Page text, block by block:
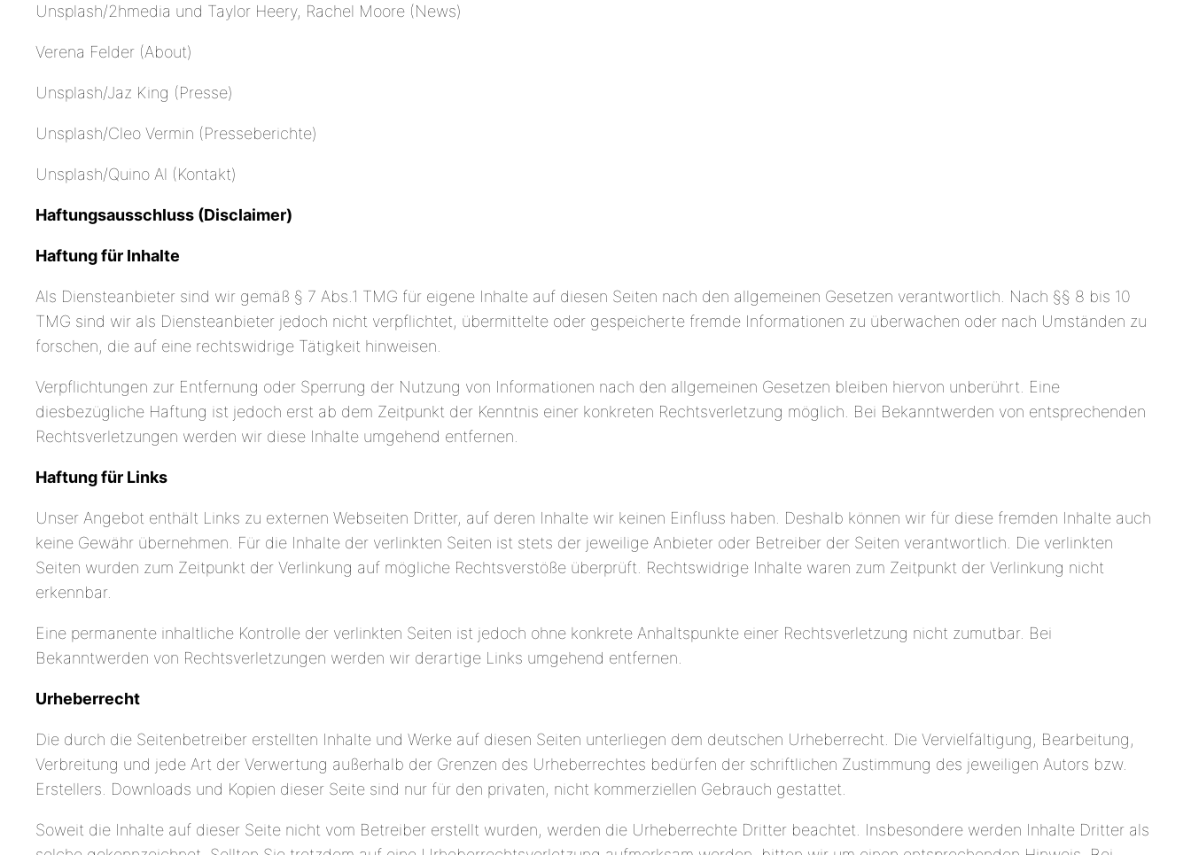
Unsplash/2hmedia und Taylor Heery, Rachel Moore (News)
Verena Felder (About)
Unsplash/Jaz King (Presse)
Unsplash/Cleo Vermin (Presseberichte)
Unsplash/Quino Al (Kontakt)
Haftungsausschluss (Disclaimer)
Haftung für Inhalte
Als Diensteanbieter sind wir gemäß § 7 Abs.1 TMG für eigene Inhalte auf diesen Seiten nach den allgemeinen Gesetzen verantwortlich. Nach §§ 8 bis 10
TMG sind wir als Diensteanbieter jedoch nicht verpflichtet, übermittelte oder gespeicherte fremde Informationen zu überwachen oder nach Umständen zu
forschen, die auf eine rechtswidrige Tätigkeit hinweisen.
Verpflichtungen zur Entfernung oder Sperrung der Nutzung von Informationen nach den allgemeinen Gesetzen bleiben hiervon unberührt. Eine
diesbezügliche Haftung ist jedoch erst ab dem Zeitpunkt der Kenntnis einer konkreten Rechtsverletzung möglich. Bei Bekanntwerden von entsprechenden
Rechtsverletzungen werden wir diese Inhalte umgehend entfernen.
Haftung für Links
Unser Angebot enthält Links zu externen Webseiten Dritter, auf deren Inhalte wir keinen Einfluss haben. Deshalb können wir für diese fremden Inhalte auch
keine Gewähr übernehmen. Für die Inhalte der verlinkten Seiten ist stets der jeweilige Anbieter oder Betreiber der Seiten verantwortlich. Die verlinkten
Seiten wurden zum Zeitpunkt der Verlinkung auf mögliche Rechtsverstöße überprüft. Rechtswidrige Inhalte waren zum Zeitpunkt der Verlinkung nicht
erkennbar.
Eine permanente inhaltliche Kontrolle der verlinkten Seiten ist jedoch ohne konkrete Anhaltspunkte einer Rechtsverletzung nicht zumutbar. Bei
Bekanntwerden von Rechtsverletzungen werden wir derartige Links umgehend entfernen.
Urheberrecht
Die durch die Seitenbetreiber erstellten Inhalte und Werke auf diesen Seiten unterliegen dem deutschen Urheberrecht. Die Vervielfältigung, Bearbeitung,
Verbreitung und jede Art der Verwertung außerhalb der Grenzen des Urheberrechtes bedürfen der schriftlichen Zustimmung des jeweiligen Autors bzw.
Erstellers. Downloads und Kopien dieser Seite sind nur für den privaten, nicht kommerziellen Gebrauch gestattet.
Soweit die Inhalte auf dieser Seite nicht vom Betreiber erstellt wurden, werden die Urheberrechte Dritter beachtet. Insbesondere werden Inhalte Dritter als